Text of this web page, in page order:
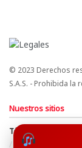
© 2023 Derechos
S.A.S. - Prohibida
Nuestros sitios
Términos y
Política de uso de